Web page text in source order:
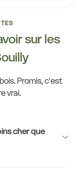
sur les
Promis, c'est
vrai.
cher que